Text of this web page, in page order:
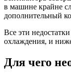
в машине крайне
дополнительный
Все эти
охлаждения, и
Для чего